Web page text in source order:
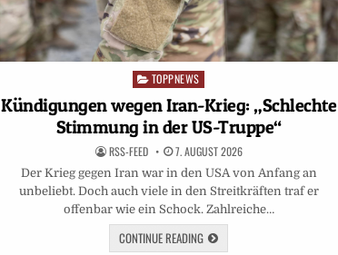
Posted
TOPPNEWS
Kündigungen wegen Iran-Krieg: „Schlechte
Stimmung in der US-Truppe“
RSS-FEED 7. AUGUST 2026
Der Krieg gegen Iran war in den USA von Anfang an
unbeliebt. Doch auch viele in den Streitkräften traf er
offenbar wie ein Schock. Zahlreiche…
CONTINUE READING